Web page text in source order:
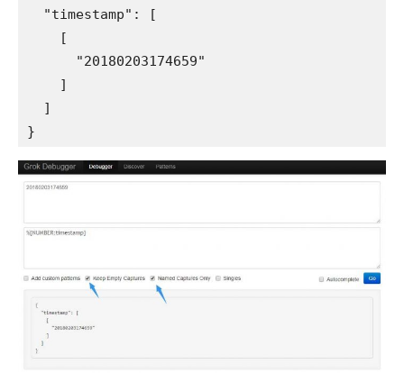
  "timestamp": [
    [
      "20180203174659"
    ]
  ]
}